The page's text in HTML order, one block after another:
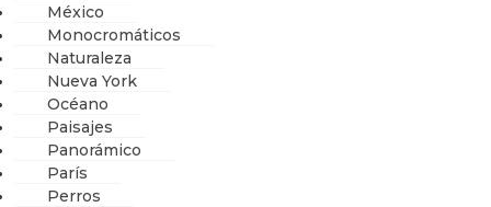
México
Monocromáticos
Naturaleza
Nueva York
Océano
Paisajes
Panorámico
París
Perros